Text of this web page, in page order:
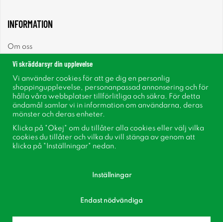
INFORMATION
Om oss
Nyhetsbrev
Om cookies
Inspiration
Vi skräddarsyr din upplevelse
Vi använder cookies för att ge dig en personlig
shoppingupplevelse, personanpassad annonsering och för
hålla våra webbplatser tillförlitliga och säkra. För detta
ändamål samlar vi in information om användarna, deras
mönster och deras enheter.
Klicka på "Okej" om du tillåter alla cookies eller välj vilka
cookies du tillåter och vilka du vill stänga av genom att
klicka på "Inställningar" nedan.
Inställningar
Endast nödvändiga